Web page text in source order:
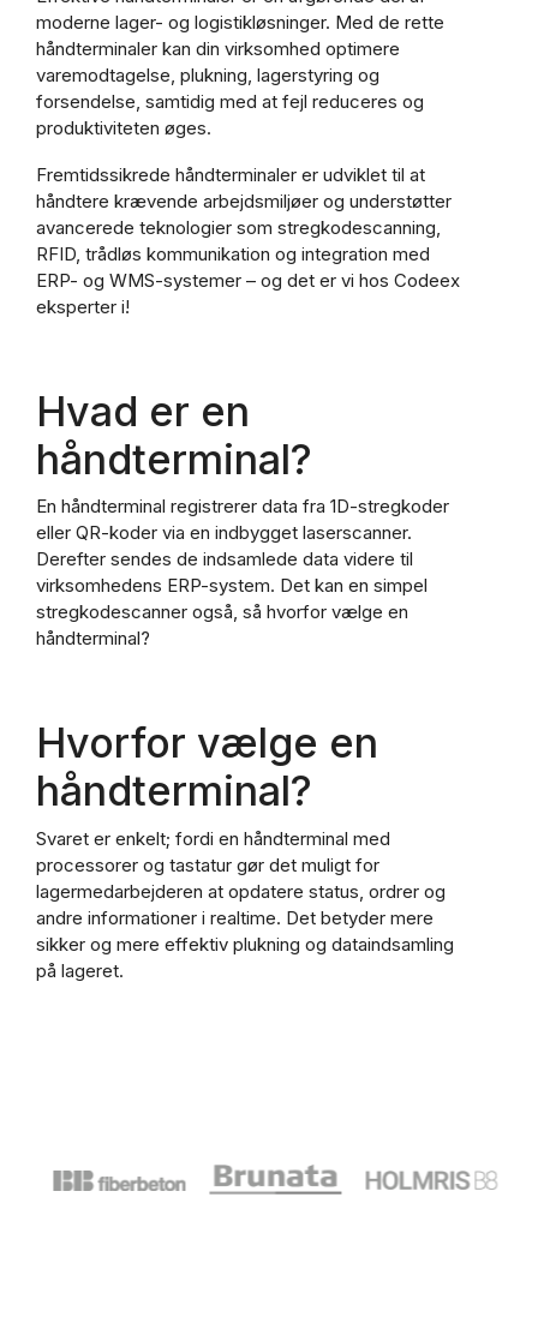
moderne lager- og logistikløsninger. Med de rette
håndterminaler kan din virksomhed optimere
varemodtagelse, plukning, lagerstyring og
forsendelse, samtidig med at fejl reduceres og
produktiviteten øges.
Fremtidssikrede håndterminaler er udviklet til at
håndtere krævende arbejdsmiljøer og understøtter
avancerede teknologier som stregkodescanning,
RFID, trådløs kommunikation og integration med
ERP- og WMS-systemer – og det er vi hos Codeex
eksperter i!
Hvad er en
håndterminal?
En håndterminal registrerer data fra 1D-stregkoder
eller QR-koder via en indbygget laserscanner.
Derefter sendes de indsamlede data videre til
virksomhedens ERP-system. Det kan en simpel
stregkodescanner også, så hvorfor vælge en
håndterminal?
Hvorfor vælge en
håndterminal?
Svaret er enkelt; fordi en håndterminal med
processorer og tastatur gør det muligt for
lagermedarbejderen at opdatere status, ordrer og
andre informationer i realtime. Det betyder mere
sikker og mere effektiv plukning og dataindsamling
på lageret.